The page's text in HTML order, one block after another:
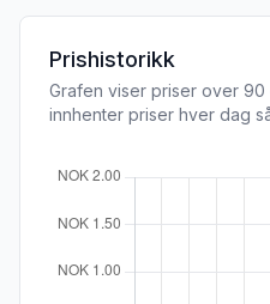
Prishistorikk
Grafen viser priser over
innhenter priser hver dag